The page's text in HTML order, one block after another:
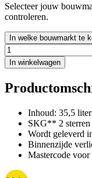
Selecteer jouw
controleren.
In welke bouwmarkt te
In winkelwagen
Inhoud: 35,5 liter
SKG** 2 sterren
Wordt geleverd
Binnenzijde
Mastercode voor